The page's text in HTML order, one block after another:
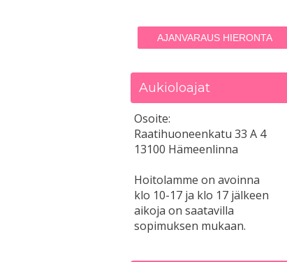
AJANVARAUS HIERONTA
Aukioloajat
Osoite:
Raatihuoneenkatu 33 A 4
13100 Hämeenlinna
Hoitolamme on avoinna
klo 10-17 ja klo 17 jälkeen
aikoja on saatavilla
sopimuksen mukaan.